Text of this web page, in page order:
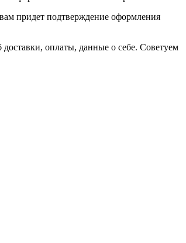
придет подтверждение оформления
оплаты, данные о себе. Советуем